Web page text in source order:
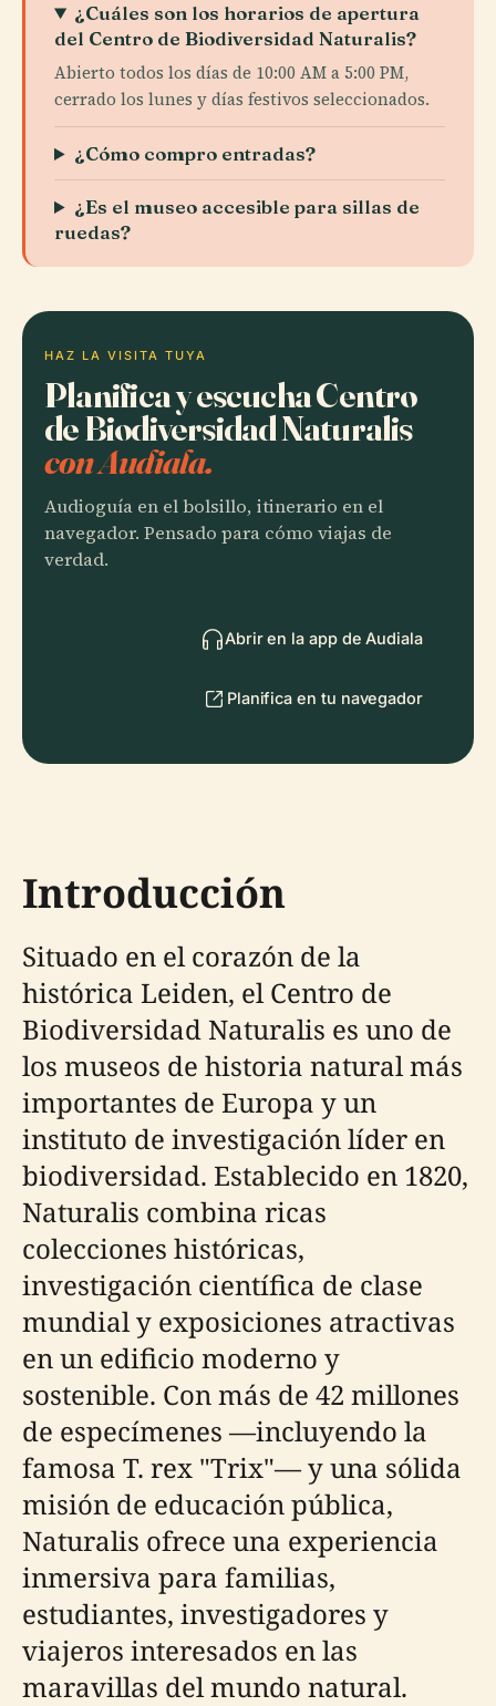
¿Cuáles son los horarios de apertura
del Centro de Biodiversidad Naturalis?
Abierto todos los días de 10:00 AM a 5:00 PM,
cerrado los lunes y días festivos seleccionados.
¿Cómo compro entradas?
¿Es el museo accesible para sillas de
ruedas?
HAZ LA VISITA TUYA
Planifica y escucha Centro
de Biodiversidad Naturalis
con Audiala.
Audioguía en el bolsillo, itinerario en el
navegador. Pensado para cómo viajas de
verdad.
Abrir en la app de Audiala
Planifica en tu navegador
Introducción
Situado en el corazón de la
histórica Leiden, el Centro de
Biodiversidad Naturalis es uno de
los museos de historia natural más
importantes de Europa y un
instituto de investigación líder en
biodiversidad. Establecido en 1820,
Naturalis combina ricas
colecciones históricas,
investigación científica de clase
mundial y exposiciones atractivas
en un edificio moderno y
sostenible. Con más de 42 millones
de especímenes —incluyendo la
famosa T. rex "Trix"— y una sólida
misión de educación pública,
Naturalis ofrece una experiencia
inmersiva para familias,
estudiantes, investigadores y
viajeros interesados en las
maravillas del mundo natural.